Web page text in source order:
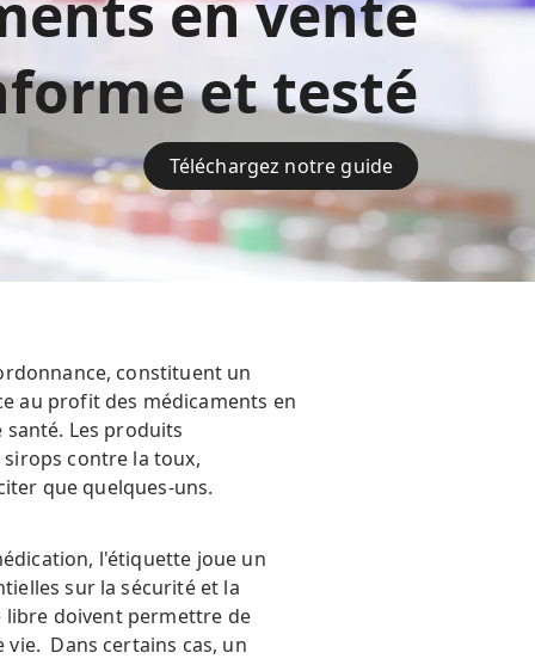
et testé
Téléchargez notre guide
constituent un
au profit des médicaments en
Les produits
contre la toux,
que quelques-uns.
l'étiquette joue un
sur la sécurité et la
libre doivent permettre de
Dans certains cas, un